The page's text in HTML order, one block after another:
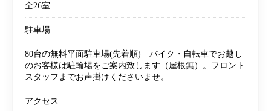
全26室
駐車場
80台の無料平面駐車場(先着順) バイク・自転車でお越し
のお客様は駐輪場をご案内致します（屋根無）。フロント
スタッフまでお声掛けくださいませ。
アクセス